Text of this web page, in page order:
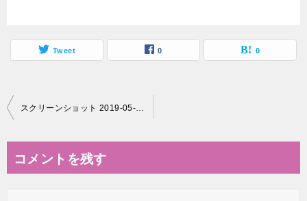
Tweet 0 0
投
ビ
スクリーンショット 2019-05-06 9.13.01
コメントを残す